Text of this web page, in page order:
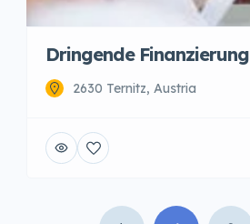
Dringende Finanzierung
2630 Ternitz, Austria